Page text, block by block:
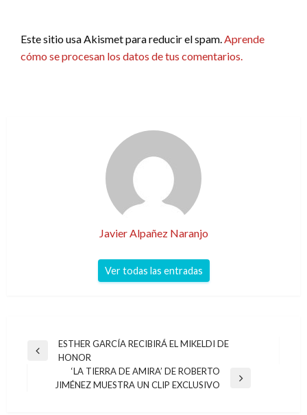
Este sitio usa Akismet para reducir el spam.Aprende
cómo se procesan los datos de tus comentarios.
Javier Alpañez Naranjo
Ver todas las entradas
Navegación
entradas
Entrada
ESTHER GARCÍA RECIBIRÁ EL MIKELDI DE
HONOR
Entrada
‘LA TIERRA DE AMIRA’ DE ROBERTO
JIMÉNEZ MUESTRA UN CLIP EXCLUSIVO